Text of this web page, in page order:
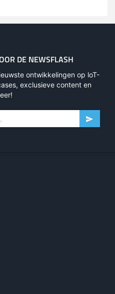
DE NEWSFLASH
ontwikkelingen op loT-
exclusieve content en